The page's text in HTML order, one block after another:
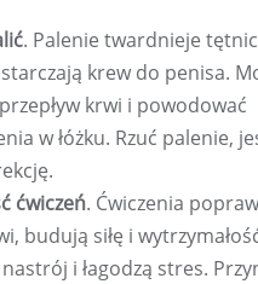
. Palenie twardnieje
krew do penisa.
krwi i powodować
w łóżku. Rzuć palenie,
ćwiczeń. Ćwiczenia
budują siłę i
i łagodzą stres.